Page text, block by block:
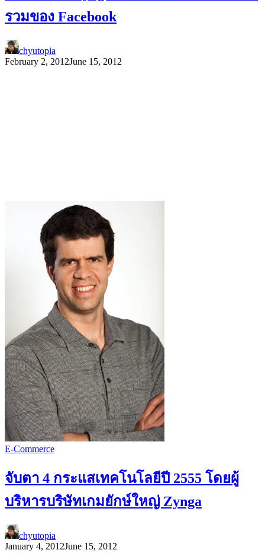
รวมของ Facebook
chyutopia
February 2, 2012June 15, 2012
E-Commerce
จับตา 4 กระแสเทคโนโลยีปี 2555 โดยผู้
บริหารบริษัทเกมยักษ์ใหญ่ Zynga
chyutopia
January 4, 2012June 15, 2012